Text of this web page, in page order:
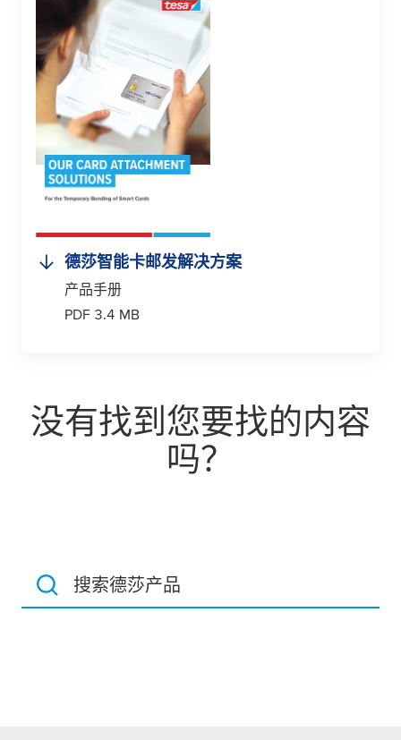
德莎智能卡邮发解决方案
产品手册
PDF 3.4 MB
没有找到您要找的内容
吗？
搜索德莎产品